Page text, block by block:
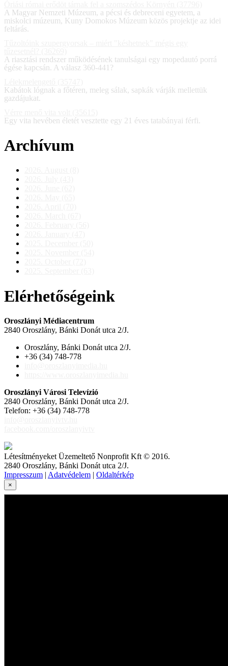
A Magyar Nemzeti Múzeum, a pécsi és debreceni egyetem, a
miskolci múzeum, Kuny Domokos Múzeum közös projektje az idei
feltárás.
A riasztási rendszer működésének tanulságai egy mopedautó porrá
égése kapcsán. A válasz 360-441?
Kabátok lógnak a főtéren, meleg sálak, sapkák várják mellettük
gazdájukat.
Egy vita hevében életét vesztette egy 21 éves tatabányai férfi.
Archívum
Elérhetőségeink
Oroszlányi Médiacentrum
2840 Oroszlány, Bánki Donát utca 2/J.
Oroszlány, Bánki Donát utca 2/J.
+36 (34) 748-778
Oroszlányi Városi Televízió
2840 Oroszlány, Bánki Donát utca 2/J.
Telefon: +36 (34) 748-778
Létesítményeket Üzemeltető Nonprofit Kft © 2016.
2840 Oroszlány, Bánki Donát utca 2/J.
Impresszum | Adatvédelem | Oldaltérkép
×